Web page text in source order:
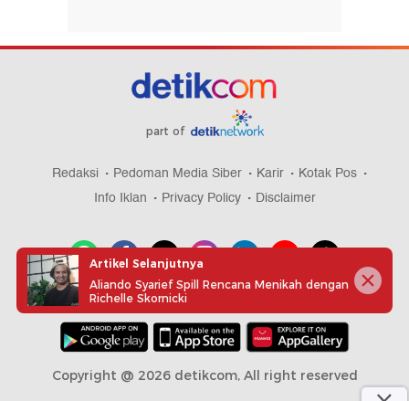
part of
Redaksi Pedoman Media Siber Karir
Kotak Pos
Info Iklan
Privacy Policy Disclaimer
Download aplikasi detikcom
Copyright @ 2026 detikcom, All right reserved
Artikel Selanjutnya
Aliando Syarief Spill Rencana Menikah dengan
Richelle Skornicki